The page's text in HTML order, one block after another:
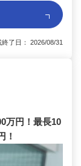
了日： 2026/08/31
万円！最長10
！